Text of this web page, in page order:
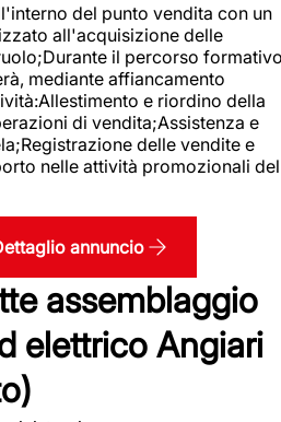
del punto vendita con un
all'acquisizione delle
il percorso
mediante affiancamento
e riordino della
di vendita;Assistenza e
delle vendite e
nelle attività promozionali del
annuncio
assemblaggio
elettrico Angiari